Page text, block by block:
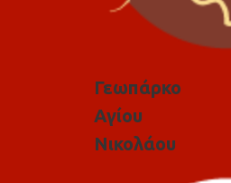
Γεωπάρκο
Αγίου
Νικολάου